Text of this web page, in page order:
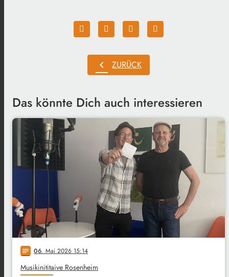
chevron_left ZURÜCK
Das könnte Dich auch interessieren
notes 06. Mai 2026 15:14
Musikinititaive Rosenheim